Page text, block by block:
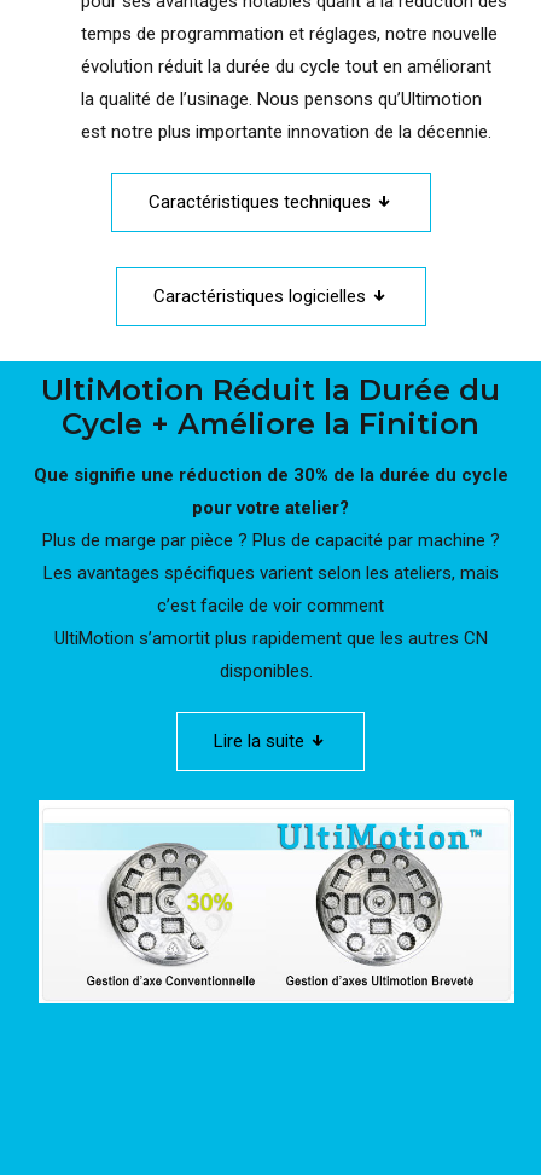
temps de programmation et réglages, notre nouvelle
évolution réduit la durée du cycle tout en améliorant
la qualité de l’usinage. Nous pensons qu’Ultimotion
est notre plus importante innovation de la décennie.
Caractéristiques techniques
Caractéristiques logicielles
UltiMotion Réduit la Durée du
Cycle + Améliore la Finition
Que signifie une réduction de 30% de la durée du cycle
pour votre atelier?
Plus de marge par pièce ? Plus de capacité par machine ?
Les avantages spécifiques varient selon les ateliers, mais
c’est facile de voir comment
UltiMotion s’amortit plus rapidement que les autres CN
disponibles.
Lire la suite